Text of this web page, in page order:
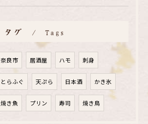
タグ Tags
奈良市 居酒屋 ハモ 刺身
とらふぐ 天ぷら 日本酒 かき氷
焼き魚 プリン 寿司 焼き鳥